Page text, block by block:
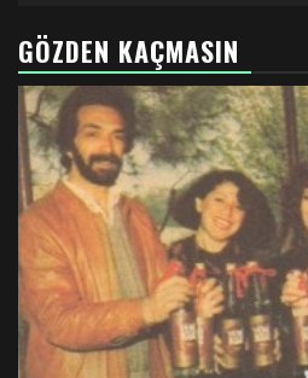
GÖZDEN KAÇMASIN